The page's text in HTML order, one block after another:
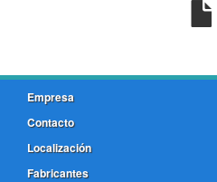
Empresa
Contacto
Localización
Fabricantes